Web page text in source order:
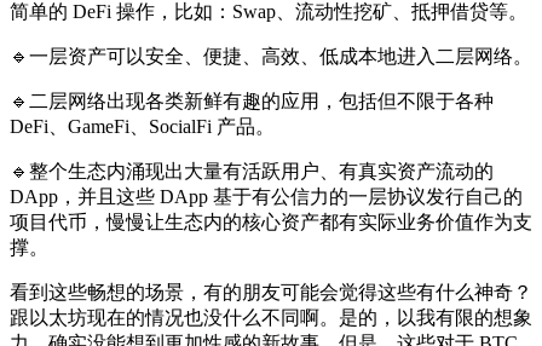
简单的 DeFi 操作，比如：Swap、流动性挖矿、抵押借贷等。
🔹一层资产可以安全、便捷、高效、低成本地进入二层网络。
🔹二层网络出现各类新鲜有趣的应用，包括但不限于各种
DeFi、GameFi、SocialFi 产品。
🔹整个生态内涌现出大量有活跃用户、有真实资产流动的
DApp，并且这些 DApp 基于有公信力的一层协议发行自己的
项目代币，慢慢让生态内的核心资产都有实际业务价值作为支
撑。
看到这些畅想的场景，有的朋友可能会觉得这些有什么神奇？
跟以太坊现在的情况也没什么不同啊。是的，以我有限的想象